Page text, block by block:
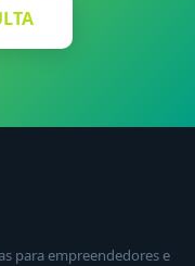
para empreendedores e